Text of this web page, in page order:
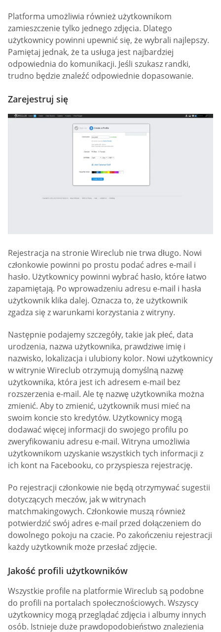
Platforma umożliwia również użytkownikom
zamieszczenie tylko jednego zdjęcia. Dlatego
użytkownicy powinni upewnić się, że wybrali najlepszy.
Pamiętaj jednak, że ta usługa jest najbardziej
odpowiednia do komunikacji. Jeśli szukasz randki,
trudno będzie znaleźć odpowiednie dopasowanie.
Zarejestruj się
Rejestracja na stronie Wireclub nie trwa długo. Nowi
członkowie powinni po prostu podać adres e-mail i
hasło. Użytkownicy powinni wybrać hasło, które łatwo
zapamiętają. Po wprowadzeniu adresu e-mail i hasła
użytkownik klika dalej. Oznacza to, że użytkownik
zgadza się z warunkami korzystania z witryny.
Następnie podajemy szczegóły, takie jak płeć, data
urodzenia, nazwa użytkownika, prawdziwe imię i
nazwisko, lokalizacja i ulubiony kolor. Nowi użytkownicy
w witrynie Wireclub otrzymują domyślną nazwę
użytkownika, która jest ich adresem e-mail bez
rozszerzenia e-mail. Ale tę nazwę użytkownika można
zmienić. Aby to zmienić, użytkownik musi mieć na
swoim koncie sto kredytów. Użytkownicy mogą
dodawać więcej informacji do swojego profilu po
zweryfikowaniu adresu e-mail. Witryna umożliwia
użytkownikom uzyskanie wszystkich tych informacji z
ich kont na Facebooku, co przyspiesza rejestrację.
Po rejestracji członkowie nie będą otrzymywać sugestii
dotyczących meczów, jak w witrynach
matchmakingowych. Członkowie muszą również
potwierdzić swój adres e-mail przed dołączeniem do
dowolnego pokoju na czacie. Po zakończeniu rejestracji
każdy użytkownik może przesłać zdjęcie.
Jakość profili użytkowników
Wszystkie profile na platformie Wireclub są podobne
do profili na portalach społecznościowych. Wszyscy
użytkownicy mogą przeglądać zdjęcia i albumy innych
osób. Istnieje duże prawdopodobieństwo znalezienia